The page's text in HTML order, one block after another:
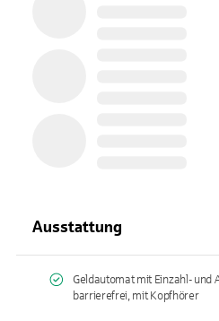
Ausstattung
Geldautomat mit Einzahl- und
barrierefrei, mit Kopfhörer